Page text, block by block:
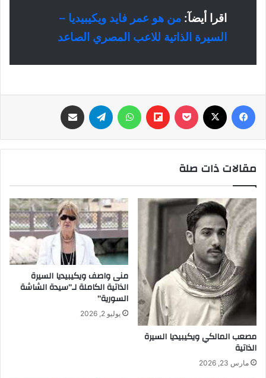
اقرا أيضآ: من هو عمر فايد ويكيبيديا –
السيرة الذاتية للاعب المصري الصاعد
فيسبوك ‫Pocket
Flipboard واتساب تيلقرام
مقالات ذات صلة
مصعب المالكي ويكيبيديا السيرة
الذاتية
مارس 23, 2026
منى واصف ويكيبيديا السيرة
الذاتية الكاملة لـ”سيدة الشاشة
السورية”
يوليو 2, 2026